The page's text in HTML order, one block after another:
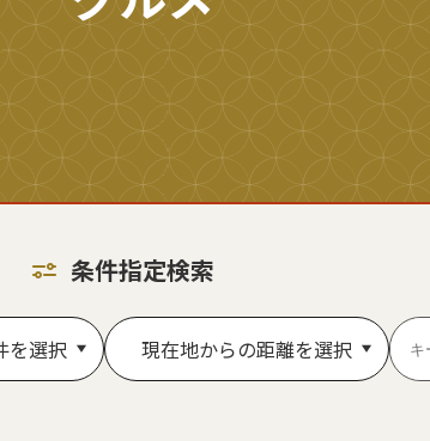
条件指定検索
を選択 現在地からの距離を選択